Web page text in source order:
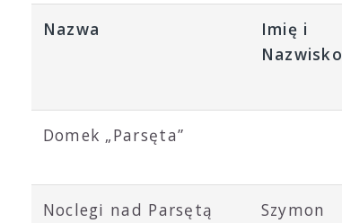
Nazwa
Imię i
Nazwisko
Domek „Parsęta”
Noclegi nad Parsętą
Szymon